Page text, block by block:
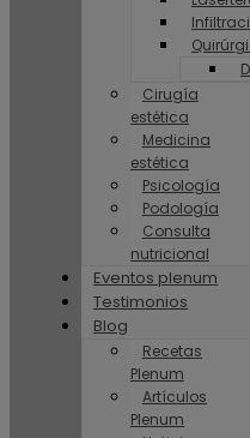
Cirugía
estética
Medicina
estética
Psicología
Podología
Consulta
nutricional
Eventos plenum
Testimonios
Blog
Recetas
Plenum
Artículos
Plenum